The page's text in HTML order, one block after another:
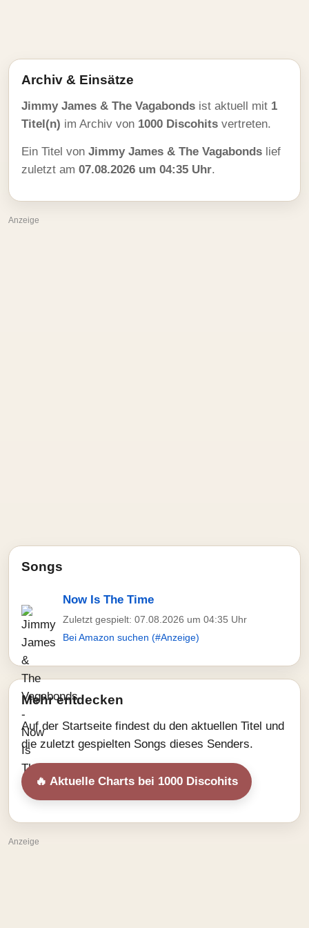
Archiv & Einsätze
Jimmy James & The Vagabonds ist aktuell mit 1
Titel(n) im Archiv von 1000 Discohits vertreten.
Ein Titel von Jimmy James & The Vagabonds lief
zuletzt am 07.08.2026 um 04:35 Uhr.
Anzeige
Songs
Now Is The Time
Zuletzt gespielt: 07.08.2026 um 04:35 Uhr
Bei Amazon suchen (#Anzeige)
Mehr entdecken
Auf der Startseite findest du den aktuellen Titel und
die zuletzt gespielten Songs dieses Senders.
🔥 Aktuelle Charts bei 1000 Discohits
Anzeige